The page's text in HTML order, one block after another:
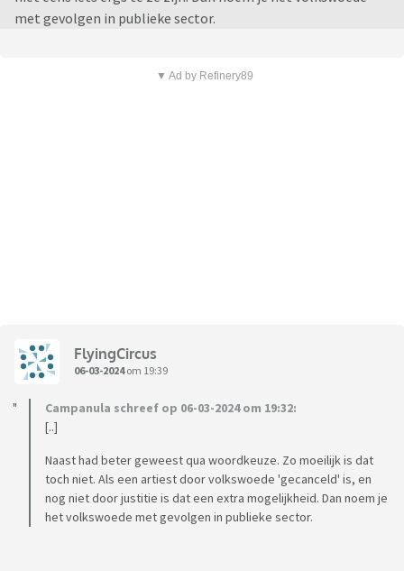
met gevolgen in publieke sector.
▼ Ad by Refinery89
FlyingCircus
06-03-2024om 19:39
Campanula schreef op 06-03-2024 om 19:32:
[..]
Naast had beter geweest qua woordkeuze. Zo moeilijk is dat
toch niet. Als een artiest door volkswoede 'gecanceld' is, en
nog niet door justitie is dat een extra mogelijkheid. Dan noem je
het volkswoede met gevolgen in publieke sector.